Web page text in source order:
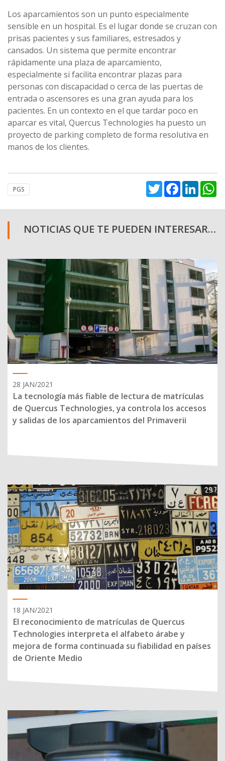
Los aparcamientos son un punto especialmente
sensible en un hospital. Es el lugar donde se cruzan con
prisas pacientes y sus familiares, estresados y
cansados. Un sistema que permite encontrar
rápidamente una plaza de aparcamiento,
especialmente si facilita encontrar plazas para
personas con discapacidad o cerca de las puertas de
entrada o ascensores es una gran ayuda para los
pacientes. En un contexto en el que tardar poco en
aparcar es vital, Quercus Technologies ha puesto un
proyecto de parking completo de forma resolutiva en
manos de los clientes.
PGS TwitterFacebook
NOTICIAS QUE TE PUEDEN INTERESAR…
28 JAN/2021
La tecnología más fiable de lectura de matrículas
de Quercus Technologies, ya controla los accesos
y salidas de los aparcamientos del Primaverii
18 JAN/2021
El reconocimiento de matrículas de Quercus
Technologies interpreta el alfabeto árabe y
mejora de forma continuada su fiabilidad en países
de Oriente Medio